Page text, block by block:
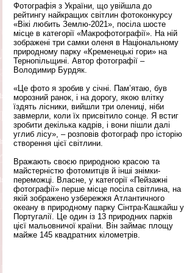
Фотографія з України, що увійшла до
рейтингу найкращих світлин фотоконкурсу
«Вікі любить Землю-2021», посіла шосте
місце в категорії «Макрофотографії». На ній
зображені три самки оленя в Національному
природному парку «Кременецькі гори» на
Тернопільщині. Автор фотографії –
Володимир Бурдяк.
«Це фото я зробив у січні. Пам’ятаю, був
морозний ранок, і на дорогу, якою влітку
їздять лісники, вийшли три олениці, ніби
завмерли, коли їх присвітило сонце. Я встиг
зробити декілька кадрів, і вони пішли далі
углиб лісу», – розповів фотограф про історію
створення цієї світлини.
Вражають своєю природною красою та
майстерністю фотомитців й інші знімки-
переможці. Власне, у категорії «Пейзажні
фотографії» перше місце посіла світлина, на
якій зображено узбережжя Атлантичного
океану в природному парку Сінтра-Кашкайш у
Португалії. Це один із 13 природних парків
цієї мальовничої країни. Він займає площу
майже 145 квадратних кілометрів.